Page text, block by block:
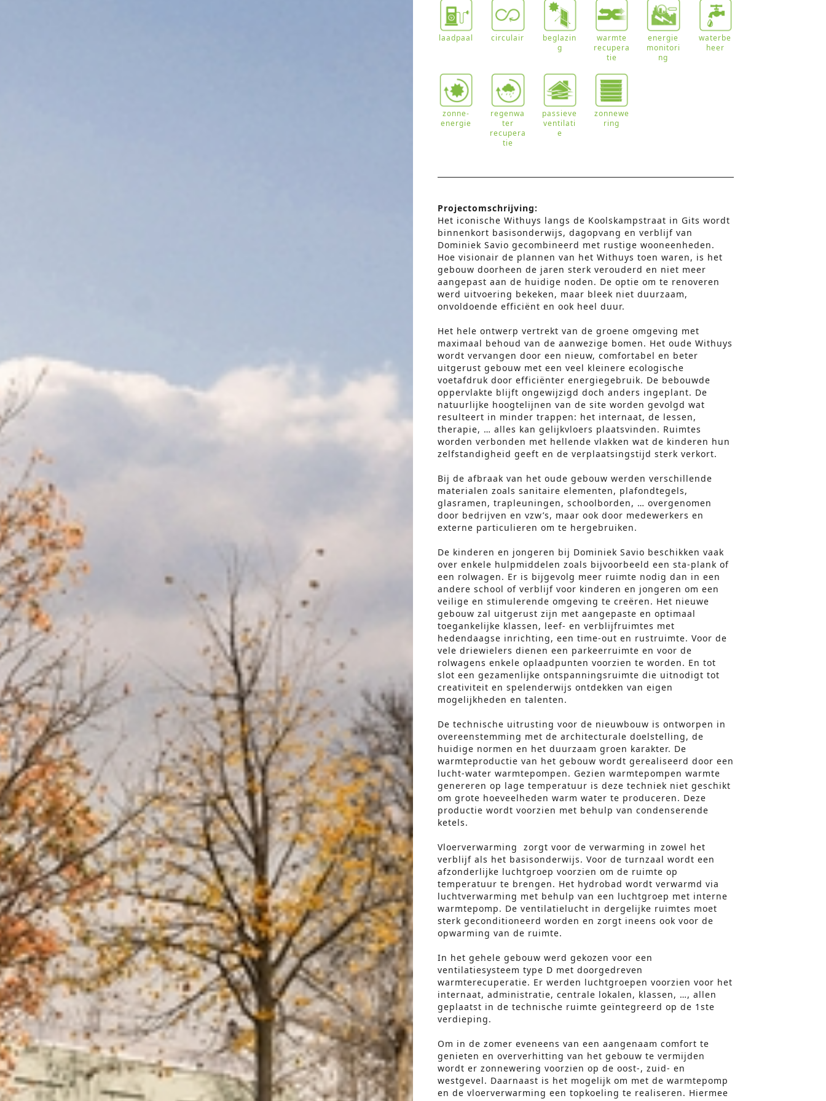
laadpaal circulair
beglazin
g
warmte
recupera
tie
energie
monitori
ng
waterbe
heer
zonne-
energie
regenwa
ter
recupera
tie
passieve
ventilati
e
zonnewe
ring
Projectomschrijving:
Het iconische Withuys langs de Koolskampstraat in Gits wordt
binnenkort basisonderwijs, dagopvang en verblijf van
Dominiek Savio gecombineerd met rustige wooneenheden.
Hoe visionair de plannen van het Withuys toen waren, is het
gebouw doorheen de jaren sterk verouderd en niet meer
aangepast aan de huidige noden. De optie om te renoveren
werd uitvoering bekeken, maar bleek niet duurzaam,
onvoldoende efficiënt en ook heel duur.
Het hele ontwerp vertrekt van de groene omgeving met
maximaal behoud van de aanwezige bomen. Het oude Withuys
wordt vervangen door een nieuw, comfortabel en beter
uitgerust gebouw met een veel kleinere ecologische
voetafdruk door efficiënter energiegebruik. De bebouwde
oppervlakte blijft ongewijzigd doch anders ingeplant. De
natuurlijke hoogtelijnen van de site worden gevolgd wat
resulteert in minder trappen: het internaat, de lessen,
therapie, … alles kan gelijkvloers plaatsvinden. Ruimtes
worden verbonden met hellende vlakken wat de kinderen hun
zelfstandigheid geeft en de verplaatsingstijd sterk verkort.
Bij de afbraak van het oude gebouw werden verschillende
materialen zoals sanitaire elementen, plafondtegels,
glasramen, trapleuningen, schoolborden, … overgenomen
door bedrijven en vzw’s, maar ook door medewerkers en
externe particulieren om te hergebruiken.
De kinderen en jongeren bij Dominiek Savio beschikken vaak
over enkele hulpmiddelen zoals bijvoorbeeld een sta-plank of
een rolwagen. Er is bijgevolg meer ruimte nodig dan in een
andere school of verblijf voor kinderen en jongeren om een
veilige en stimulerende omgeving te creëren. Het nieuwe
gebouw zal uitgerust zijn met aangepaste en optimaal
toegankelijke klassen, leef- en verblijfruimtes met
hedendaagse inrichting, een time-out en rustruimte. Voor de
vele driewielers dienen een parkeerruimte en voor de
rolwagens enkele oplaadpunten voorzien te worden. En tot
slot een gezamenlijke ontspanningsruimte die uitnodigt tot
creativiteit en spelenderwijs ontdekken van eigen
mogelijkheden en talenten.
De technische uitrusting voor de nieuwbouw is ontworpen in
overeenstemming met de architecturale doelstelling, de
huidige normen en het duurzaam groen karakter. De
warmteproductie van het gebouw wordt gerealiseerd door een
lucht-water warmtepompen. Gezien warmtepompen warmte
genereren op lage temperatuur is deze techniek niet geschikt
om grote hoeveelheden warm water te produceren. Deze
productie wordt voorzien met behulp van condenserende
ketels.
Vloerverwarming zorgt voor de verwarming in zowel het
verblijf als het basisonderwijs. Voor de turnzaal wordt een
afzonderlijke luchtgroep voorzien om de ruimte op
temperatuur te brengen. Het hydrobad wordt verwarmd via
luchtverwarming met behulp van een luchtgroep met interne
warmtepomp. De ventilatielucht in dergelijke ruimtes moet
sterk geconditioneerd worden en zorgt ineens ook voor de
opwarming van de ruimte.
In het gehele gebouw werd gekozen voor een
ventilatiesysteem type D met doorgedreven
warmterecuperatie. Er werden luchtgroepen voorzien voor het
internaat, administratie, centrale lokalen, klassen, …, allen
geplaatst in de technische ruimte geïntegreerd op de 1ste
verdieping.
Om in de zomer eveneens van een aangenaam comfort te
genieten en oververhitting van het gebouw te vermijden
wordt er zonnewering voorzien op de oost-, zuid- en
westgevel. Daarnaast is het mogelijk om met de warmtepomp
en de vloerverwarming een topkoeling te realiseren. Hiermee